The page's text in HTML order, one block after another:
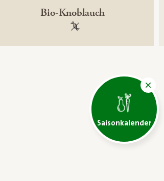
Saisonkalender
Bio-Knoblauch
100 % gentechnikfrei